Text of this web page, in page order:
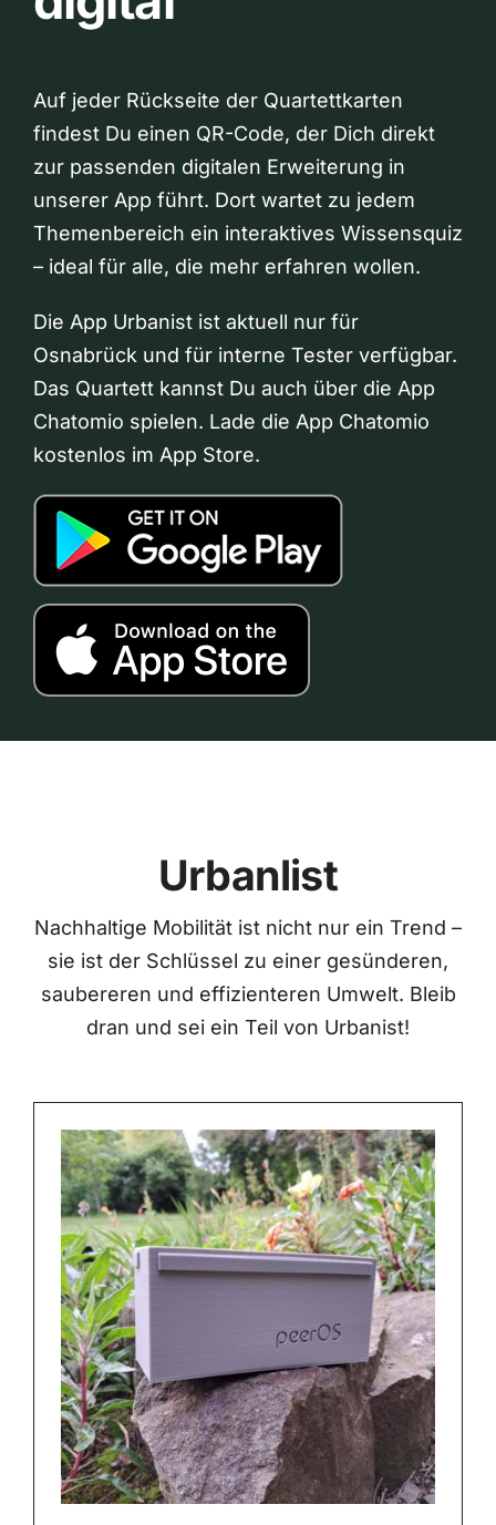
Auf jeder Rückseite der Quartettkarten
findest Du einen QR-Code, der Dich direkt
zur passenden digitalen Erweiterung in
unserer App führt. Dort wartet zu jedem
Themenbereich ein interaktives Wissensquiz
– ideal für alle, die mehr erfahren wollen.
Die App Urbanist ist aktuell nur für
Osnabrück und für interne Tester verfügbar.
Das Quartett kannst Du auch über die App
Chatomio spielen. Lade die App Chatomio
kostenlos im App Store.
Urbanlist
Nachhaltige Mobilität ist nicht nur ein Trend –
sie ist der Schlüssel zu einer gesünderen,
saubereren und effizienteren Umwelt. Bleib
dran und sei ein Teil von Urbanist!